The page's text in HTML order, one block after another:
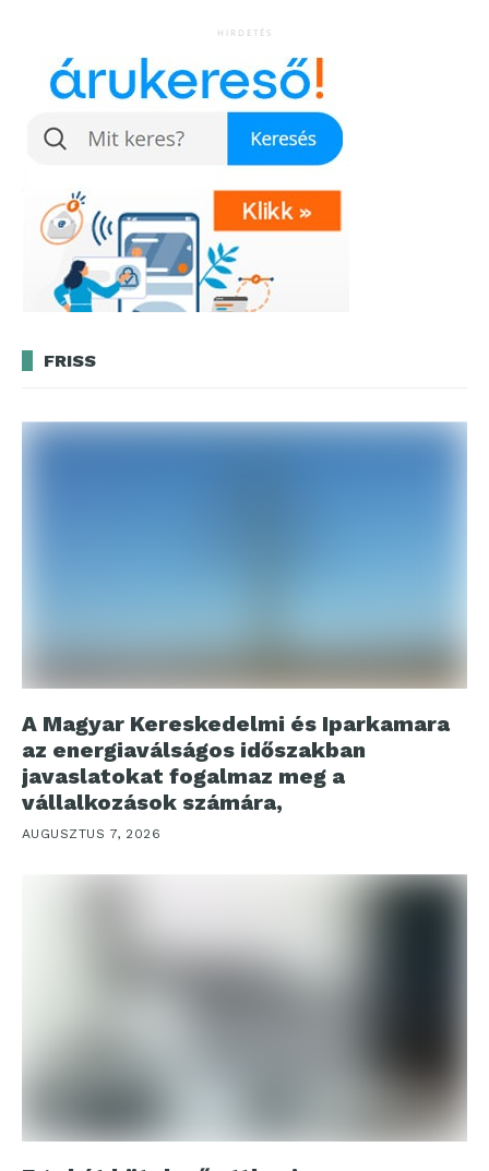
HIRDETÉS
FRISS
A Magyar Kereskedelmi és Iparkamara
az energiaválságos időszakban
javaslatokat fogalmaz meg a
vállalkozások számára,
AUGUSZTUS 7, 2026